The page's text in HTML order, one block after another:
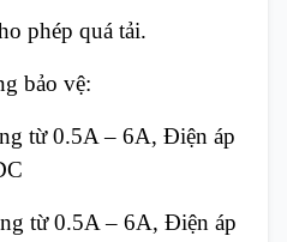
phép quá tải.
bảo vệ:
từ 0.5A – 6A, Điện áp
từ 0.5A – 6A, Điện áp